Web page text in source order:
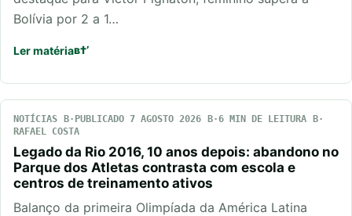
Bolívia por 2 a 1…
Ler matéria
NOTÍCIAS PUBLICADO 7 AGOSTO 2026
6 MIN DE LEITURA
RAFAEL COSTA
Legado da Rio 2016, 10 anos depois: abandono no
Parque dos Atletas contrasta com escola e
centros de treinamento ativos
Balanço da primeira Olimpíada da América Latina